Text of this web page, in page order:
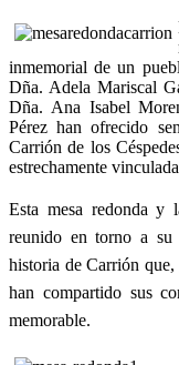
inmemorial de un
Dña. Adela Mariscal
Dña. Ana Isabel
Pérez han ofrecido
Carrión de los
estrechamente
Esta mesa redonda y
reunido en torno a su
historia de Carrión
han compartido sus
memorable.